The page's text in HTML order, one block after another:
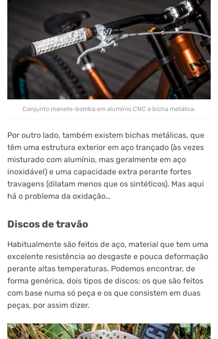
Conjunto manete-bomba em alumínio CNC e bicha metálica.
Por outro lado, também existem bichas metálicas, que
têm uma estrutura exterior em aço trançado (às vezes
misturado com alumínio, mas geralmente em aço
inoxidável) e uma capacidade extra perante fortes
travagens (dilatam menos que os sintéticos). Mas aqui
há o problema da oxidação…
Discos de travão
Habitualmente são feitos de aço, material que tem uma
excelente resistência ao desgaste e pouca deformação
perante altas temperaturas. Podemos encontrar, de
forma genérica, dois tipos de discos: os que são feitos
com base numa só peça e os que consistem em duas
peças, por assim dizer.